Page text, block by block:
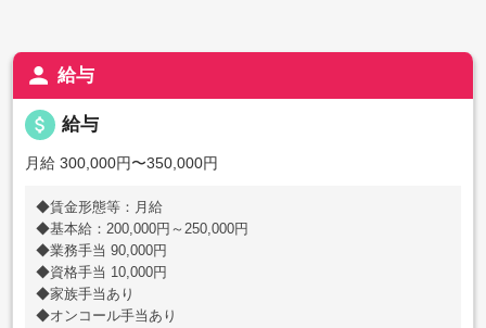
person 給与
attach_money 給与
月給 300,000円〜350,000円
◆賃金形態等：月給
◆基本給：200,000円～250,000円
◆業務手当 90,000円
◆資格手当 10,000円
◆家族手当あり
◆オンコール手当あり